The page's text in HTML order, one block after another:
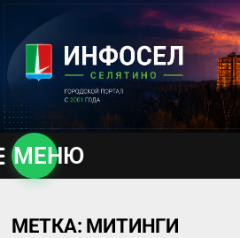
содержимому
МЕНЮ
МЕТКА: МИТИНГИ